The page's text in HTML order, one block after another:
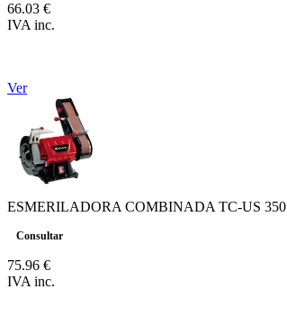
66.03 €
IVA inc.
Ver
ESMERILADORA COMBINADA TC-US 350
Consultar
75.96 €
IVA inc.